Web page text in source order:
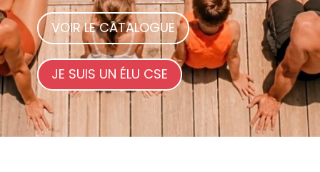
VOIR LE CATALOGUE
JE SUIS UN ÉLU CSE